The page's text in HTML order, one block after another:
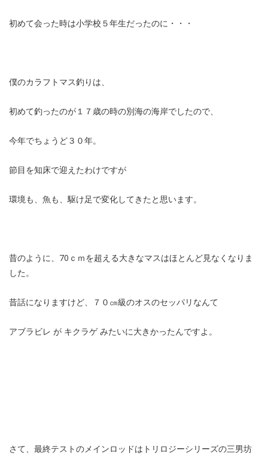
初めて会った時は小学校５年生だったのに・・・
僕のカラフトマス釣りは、
初めて釣ったのが１７歳の時の別海の海岸でしたので、
今年でちょうど３０年。
節目を知床で迎えたわけですが
環境も、魚も、駆け足で変化してきたと思います。
昔のように、70ｃｍを超える大きなマスはほとんど見なくなりま
した。
昔話になりますけど、７０㎝級のオスのセッパリなんて
アブラビレ が キクラゲ みたいに大きかったんですよ。
さて、最終テストのメインロッドはトリロジーシリーズの三男坊